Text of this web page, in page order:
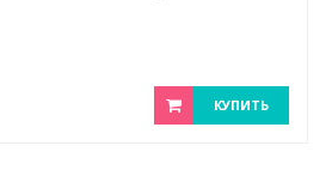
КУПИТЬ